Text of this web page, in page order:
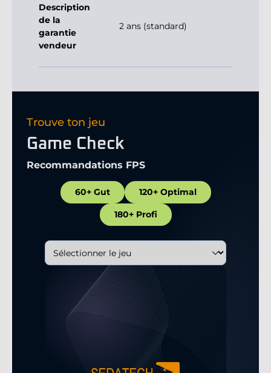
Description
de la
garantie
vendeur
2 ans (standard)
Trouve ton jeu
Game Check
Recommandations FPS
60+ Gut 120+ Optimal
180+ Profi